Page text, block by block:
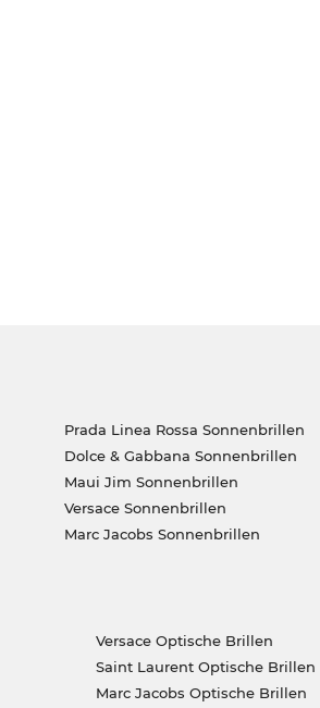
Prada Linea Rossa Sonnenbrillen
Dolce & Gabbana Sonnenbrillen
Maui Jim Sonnenbrillen
Versace Sonnenbrillen
Marc Jacobs Sonnenbrillen
Versace Optische Brillen
Saint Laurent Optische Brillen
Marc Jacobs Optische Brillen